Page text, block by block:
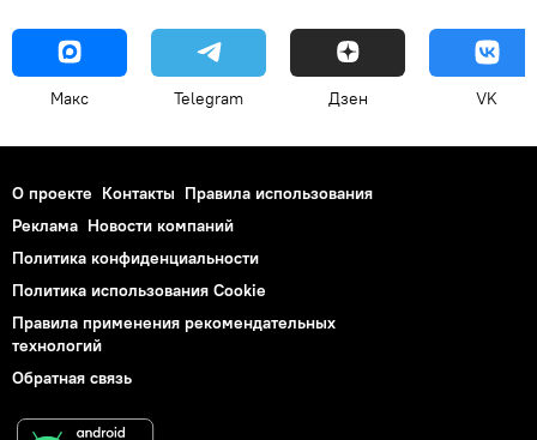
Макс Telegram Дзен VK
О проекте Контакты Правила использования
Реклама Новости компаний
Политика конфиденциальности
Политика использования Cookie
Правила применения рекомендательных
технологий
Обратная связь